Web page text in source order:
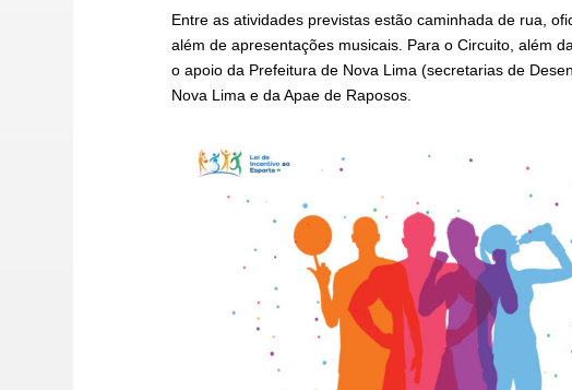
Entre as atividades previstas estão caminhada de rua,
além de apresentações musicais. Para o Circuito, além
o apoio da Prefeitura de Nova Lima (secretarias de
Nova Lima e da Apae de Raposos.